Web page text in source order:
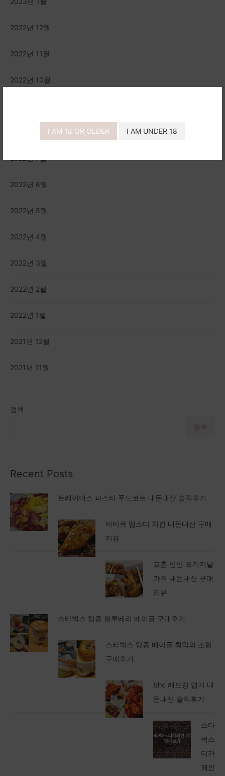
I AM 18 OR OLDER I AM UNDER 18
검색
검색
Recent Posts
트레이더스 파스타 푸드코트 내돈내산 솔직후기
비비큐 맵소디 치킨 내돈내산 구매
리뷰
교촌 반반 오리지날
가격 내돈내산 구매
리뷰
스타벅스 탕종 블루베리 베이글 구매후기
스타벅스 탕종 베이글 최악의 조합
구매후기
bhc 레드킹 맵기 내
돈내산 솔직후기
스타
벅스
디카
페인
2022년 12월
2022년 11월
2022년 10월
2022년 7월
2022년 6월
2022년 5월
2022년 4월
2022년 3월
2022년 2월
2022년 1월
2021년 12월
2021년 11월